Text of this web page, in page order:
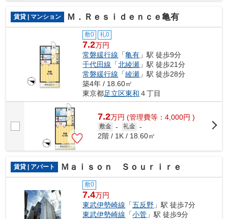
賃貸 | マンション Ｍ．Ｒｅｓｉｄｅｎｃｅ亀有
敷0 礼0
7.2万円
常磐緩行線 「亀有 」駅 徒歩9分
千代田線 「北綾瀬 」駅 徒歩21分
常磐緩行線 「綾瀬 」駅 徒歩28分
築4年 / 18.60㎡
東京都足立区東和 ４丁目
7.2万円 (管理費等：4,000円 )
敷金 - 礼金 -
2階 / 1K / 18.60㎡
賃貸 | アパート Ｍａｉｓｏｎ Ｓｏｕｒｉｒｅ
敷0
7.4万円
東武伊勢崎線 「五反野 」駅 徒歩7分
東武伊勢崎線 「小菅 」駅 徒歩9分